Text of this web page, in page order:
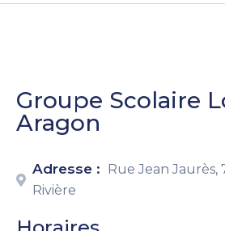
Groupe Scolaire
Aragon
Adresse :
Rue Jean Jaurès,
Rivière